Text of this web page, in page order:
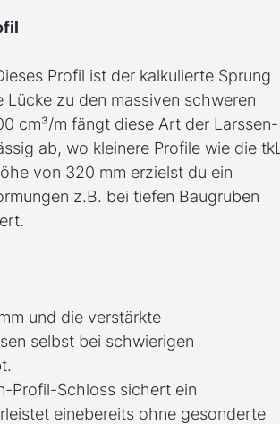
Profil ist der kalkulierte Sprung
zu den massiven schweren
cm³/m fängt diese Art der Larssen-
ab, wo kleinere Profile wie die tkL
von 320 mm erzielst du ein
z.B. bei tiefen Baugruben
und die verstärkte
selbst bei schwierigen
Profil-Schloss sichert ein
einebereits ohne gesonderte